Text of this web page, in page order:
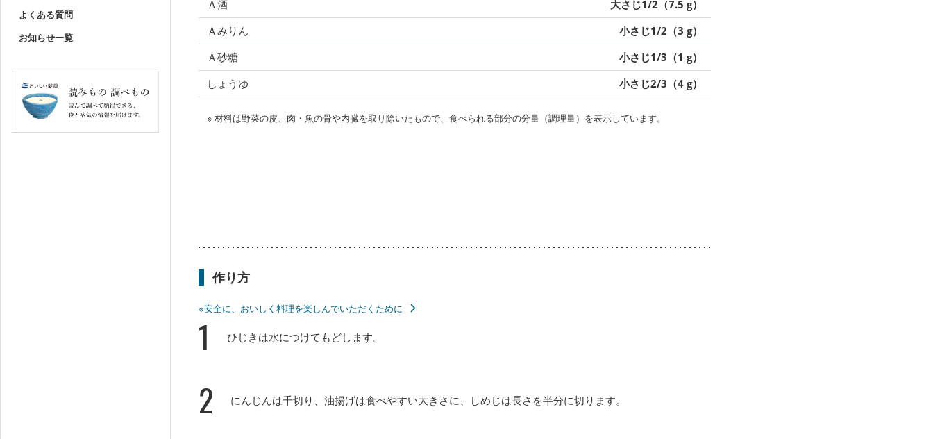
よくある質問
お知らせ一覧
Ａ酒
大さじ1/2（7.5 g）
Ａみりん
小さじ1/2（3 g）
Ａ砂糖
小さじ1/3（1 g）
しょうゆ
小さじ2/3（4 g）
※ 材料は野菜の皮、肉・魚の骨や内臓を取り除いたもので、食べられる部分の分量（調理量）を表示しています。
作り方
※安全に、おいしく料理を楽しんでいただくために
1 ひじきは水につけてもどします。
2 にんじんは千切り、油揚げは食べやすい大きさに、しめじは長さを半分に切ります。